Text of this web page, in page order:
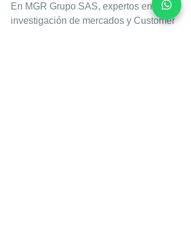
En MGR Grupo SAS, expertos en
investigación de mercados y Customer